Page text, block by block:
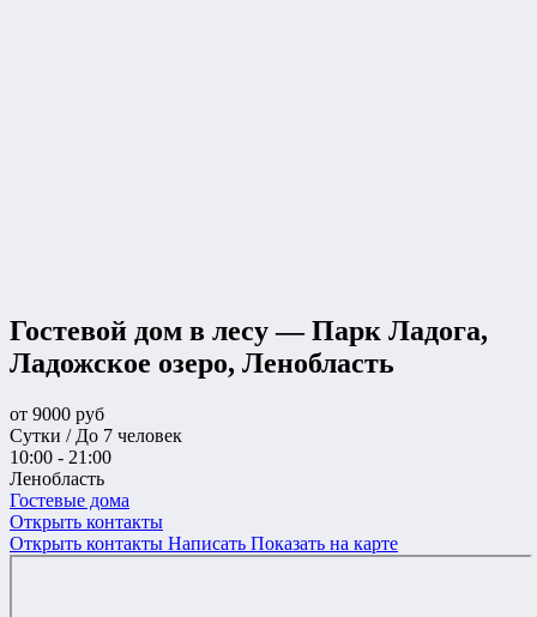
Гостевой дом в лесу — Парк Ладога,
Ладожское озеро, Ленобласть
от 9000 руб
Сутки / До 7 человек
10:00 - 21:00
Ленобласть
Гостевые дома
Открыть контакты
Открыть контакты Написать Показать на карте